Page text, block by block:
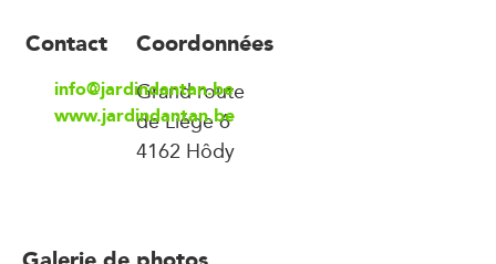
Contact
info@jardindantan.be
www.jardindantan.be
Coordonnées
Grand route
de Liège 6
4162 Hôdy